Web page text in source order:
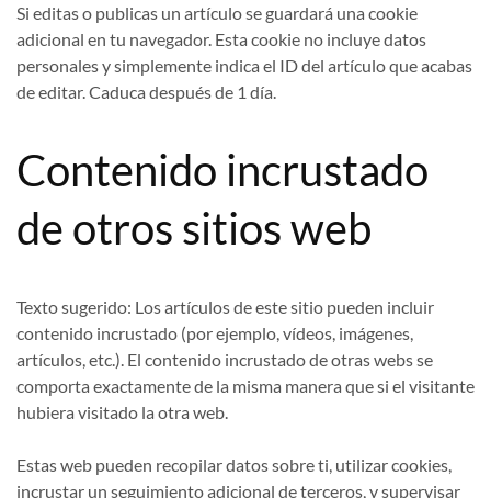
Si editas o publicas un artículo se guardará una cookie
adicional en tu navegador. Esta cookie no incluye datos
personales y simplemente indica el ID del artículo que acabas
de editar. Caduca después de 1 día.
Contenido incrustado
de otros sitios web
Texto sugerido: Los artículos de este sitio pueden incluir
contenido incrustado (por ejemplo, vídeos, imágenes,
artículos, etc.). El contenido incrustado de otras webs se
comporta exactamente de la misma manera que si el visitante
hubiera visitado la otra web.
Estas web pueden recopilar datos sobre ti, utilizar cookies,
incrustar un seguimiento adicional de terceros, y supervisar